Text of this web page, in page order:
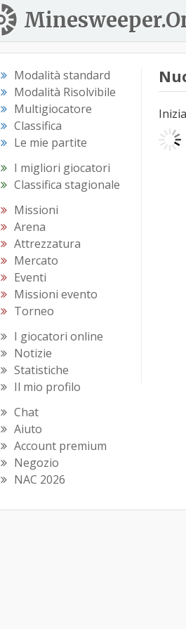
Modalità standard
Modalità Risolvibile
Multigiocatore
Classifica
Le mie partite
I migliori giocatori
Classifica stagionale
Missioni
Arena
Attrezzatura
Mercato
Eventi
Missioni evento
Torneo
I giocatori online
Notizie
Statistiche
Il mio profilo
Chat
Aiuto
Account premium
Negozio
NAC 2026